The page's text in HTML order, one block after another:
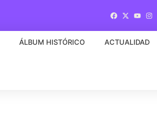
ÁLBUM HISTÓRICO ACTUALIDAD